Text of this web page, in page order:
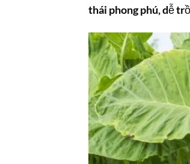
thái phong phú, dễ